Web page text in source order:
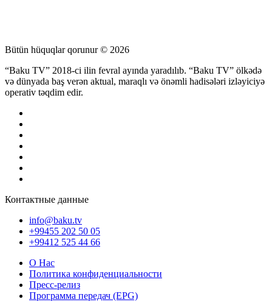
Bütün hüquqlar qorunur © 2026
“Baku TV” 2018-ci ilin fevral ayında yaradılıb. “Baku TV” ölkədə
və dünyada baş verən aktual, maraqlı və önəmli hadisələri izləyiciyə
operativ təqdim edir.
Контактные данные
info@baku.tv
+99455 202 50 05
+99412 525 44 66
О Нас
Политика конфиденциальности
Пресс-релиз
Программа передач (EPG)